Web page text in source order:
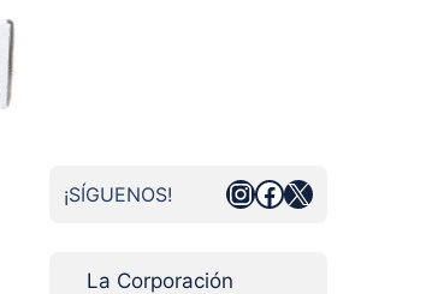
¡SÍGUENOS! Instagram
Facebook
X
La Corporación